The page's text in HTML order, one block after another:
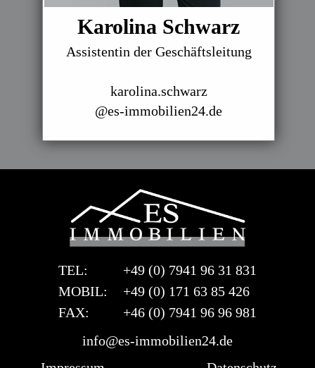
Karolina Schwarz
Assistentin der Geschäftsleitung
karolina.schwarz
@es-immobilien24.de
TEL:
+49 (0) 7941 96 31 831
MOBIL:
+49 (0) 171 63 85 426
FAX:
+46 (0) 7941 96 96 981
info@es-immobilien24.de